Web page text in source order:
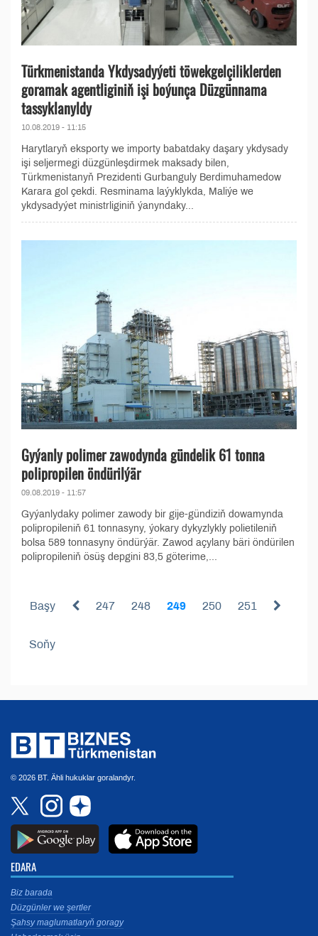
Türkmenistanda Ykdysadyýeti töwekgelçiliklerden
goramak agentliginiň işi boýunça Düzgünnama
tassyklanyldy
10.08.2019 - 11:15
Harytlaryň eksporty we importy babatdaky daşary ykdysady
işi seljermegi düzgünleşdirmek maksady bilen,
Türkmenistanyň Prezidenti Gurbanguly Berdimuhamedow
Karara gol çekdi. Resminama laýyklykda, Maliýe we
ykdysadyýet ministrliginiň ýanyndaky...
Gyýanly polimer zawodynda gündelik 61 tonna
polipropilen öndürilýär
09.08.2019 - 11:57
Gyýanlydaky polimer zawody bir gije-gündiziň dowamynda
polipropileniň 61 tonnasyny, ýokary dykyzlykly polietileniň
bolsa 589 tonnasyny öndürýär. Zawod açylany bäri öndürilen
polipropileniň ösüş depgini 83,5 göterime,...
Başy 247 248 249 250 251
Soňy
© 2026 BT. Ähli hukuklar goralandyr.
EDARA
Biz barada
Düzgünler we şertler
Şahsy maglumatlaryň goragy